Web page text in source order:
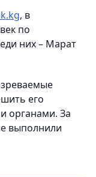
, в
по
них – Марат
его
органами. За
выполнили